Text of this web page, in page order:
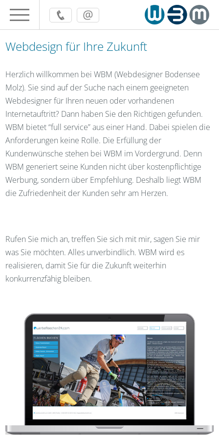
Webdesign für Ihre Zukunft
Herzlich willkommen bei WBM (Webdesigner Bodensee
Molz). Sie sind auf der Suche nach einem geeigneten
Webdesigner für Ihren neuen oder vorhandenen
Internetauftritt? Dann haben Sie den Richtigen gefunden.
WBM bietet “full service” aus einer Hand. Dabei spielen die
Anforderungen keine Rolle. Die Erfüllung der
Kundenwünsche stehen bei WBM im Vordergrund. Denn
WBM generiert seine Kunden nicht über kostenpflichtige
Werbung, sondern über Empfehlung. Deshalb liegt WBM
die Zufriedenheit der Kunden sehr am Herzen.
Rufen Sie mich an, treffen Sie sich mit mir, sagen Sie mir
was Sie möchten. Alles unverbindlich. WBM wird es
realisieren, damit Sie für die Zukunft weiterhin
konkurrenzfähig bleiben.